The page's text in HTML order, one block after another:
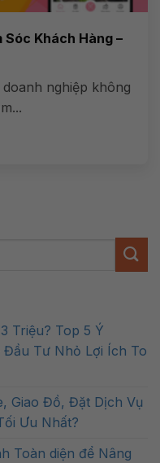
Khách Hàng –
nghiệp không
Triệu? Top 5 Ý
Đầu Tư Nhỏ Lợi Ích To
Giao Đồ, Đặt Dịch Vụ
Ưu Nhất?
Toàn diện để Nâng